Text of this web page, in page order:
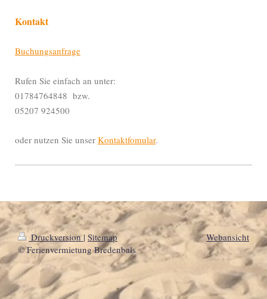
Kontakt
Buchungsanfrage
Rufen Sie einfach an unter:
01784764848 bzw.
05207 924500
oder nutzen Sie unser Kontaktfomular.
Druckversion| Sitemap
© Ferienvermietung Bredenbals
Webansicht